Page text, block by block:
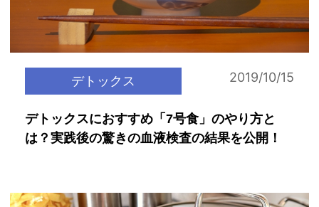
デトックス 2019/10/15
デトックスにおすすめ「7号食」のやり方と
は？実践後の驚きの血液検査の結果を公開！